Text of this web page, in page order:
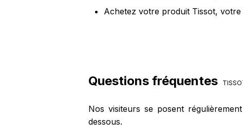
Achetez votre produit Tissot,
Questions fréquentes
Nos visiteurs se posent
dessous.